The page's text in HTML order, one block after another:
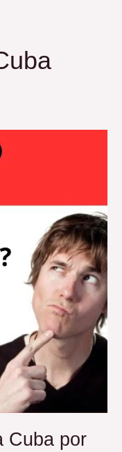
Cuba por